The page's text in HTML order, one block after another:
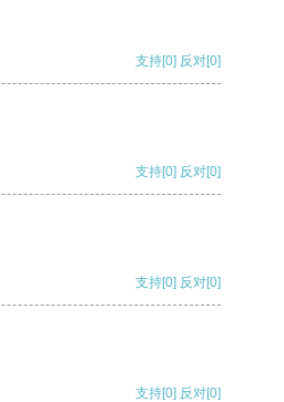
支持[0] 反对[0]
支持[0] 反对[0]
支持[0] 反对[0]
支持[0] 反对[0]